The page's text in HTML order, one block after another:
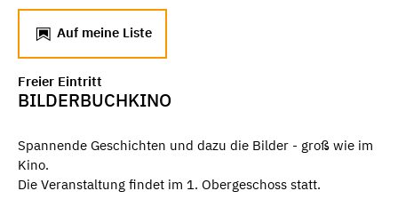
Auf meine Liste
Freier Eintritt
BILDERBUCHKINO
Spannende Geschichten und dazu die Bilder - groß wie im
Kino.
Die Veranstaltung findet im 1. Obergeschoss statt.